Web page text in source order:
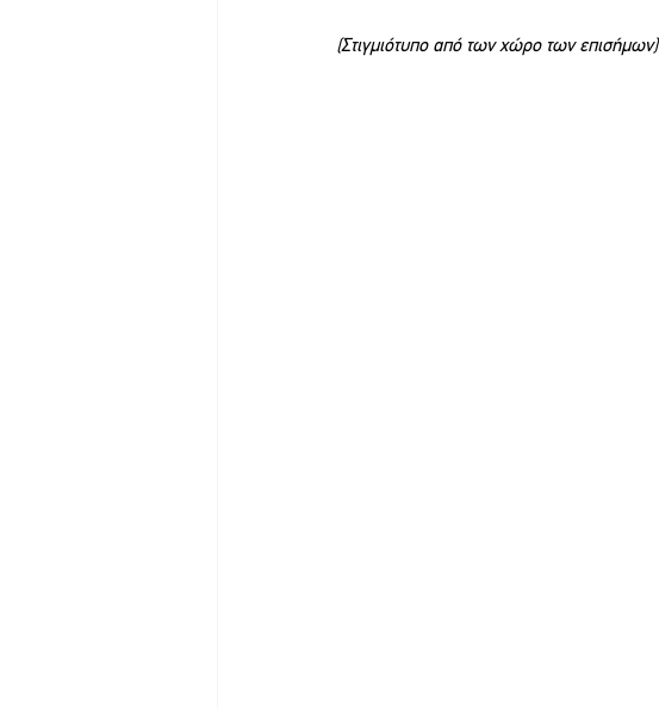
(Στιγμιότυπο από των χώρο των επισήμων)